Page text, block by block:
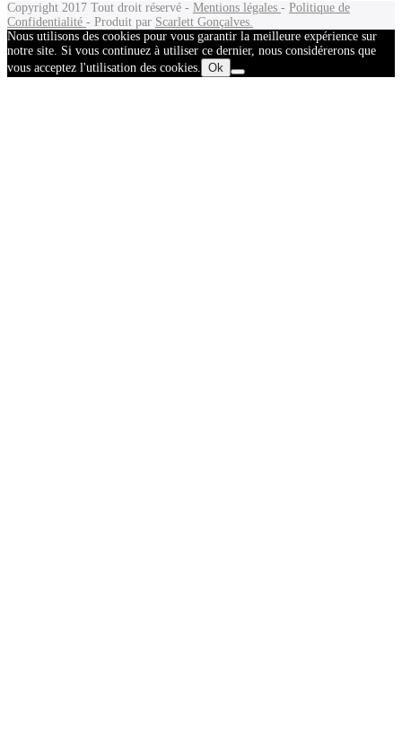
Copyright 2017 Tout droit réservé - Mentions légales - Politique de
Confidentialité - Produit par Scarlett Gonçalves.
Nous utilisons des cookies pour vous garantir la meilleure expérience sur
notre site. Si vous continuez à utiliser ce dernier, nous considérerons que
vous acceptez l'utilisation des cookies. Ok